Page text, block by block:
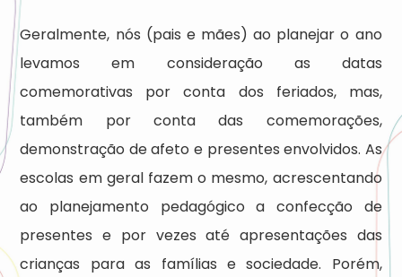
Geralmente, nós (pais e mães) ao planejar o ano
levamos em consideração as datas
comemorativas por conta dos feriados, mas,
também por conta das comemorações,
demonstração de afeto e presentes envolvidos. As
escolas em geral fazem o mesmo, acrescentando
ao planejamento pedagógico a confecção de
presentes e por vezes até apresentações das
crianças para as famílias e sociedade. Porém,